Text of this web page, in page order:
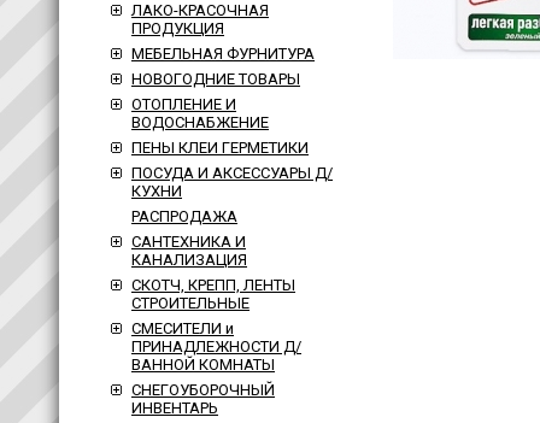
ЛАКО-КРАСОЧНАЯ
ПРОДУКЦИЯ
МЕБЕЛЬНАЯ ФУРНИТУРА
НОВОГОДНИЕ ТОВАРЫ
ОТОПЛЕНИЕ И
ВОДОСНАБЖЕНИЕ
ПЕНЫ КЛЕИ ГЕРМЕТИКИ
ПОСУДА И АКСЕССУАРЫ Д/
КУХНИ
РАСПРОДАЖА
САНТЕХНИКА И
КАНАЛИЗАЦИЯ
СКОТЧ, КРЕПП, ЛЕНТЫ
СТРОИТЕЛЬНЫЕ
СМЕСИТЕЛИ и
ПРИНАДЛЕЖНОСТИ Д/
ВАННОЙ КОМНАТЫ
СНЕГОУБОРОЧНЫЙ
ИНВЕНТАРЬ